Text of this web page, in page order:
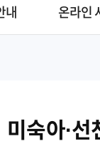
내 온라인
미숙아·